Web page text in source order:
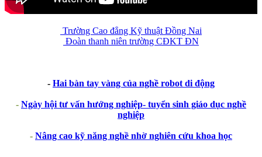
Trường Cao đẳng Kỹ thuật Đồng Nai
Đoàn thanh niên trường CĐKT ĐN
- Hai bàn tay vàng của nghề robot di động
- Ngày hội tư vấn hướng nghiệp- tuyển sinh giáo dục nghề
nghiệp
- Nâng cao kỹ năng nghề nhờ nghiên cứu khoa học